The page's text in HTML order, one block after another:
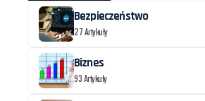
Bezpieczeństwo
27 Artykuły
Biznes
93 Artykuły